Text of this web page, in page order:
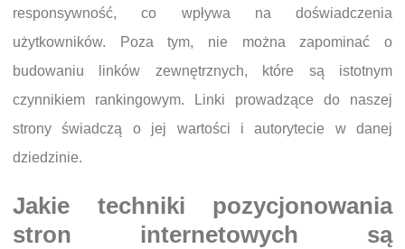
responsywność, co wpływa na doświadczenia
użytkowników. Poza tym, nie można zapominać o
budowaniu linków zewnętrznych, które są istotnym
czynnikiem rankingowym. Linki prowadzące do naszej
strony świadczą o jej wartości i autorytecie w danej
dziedzinie.
Jakie techniki pozycjonowania
stron internetowych są